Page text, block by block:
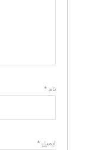
نام*
ایمیل*